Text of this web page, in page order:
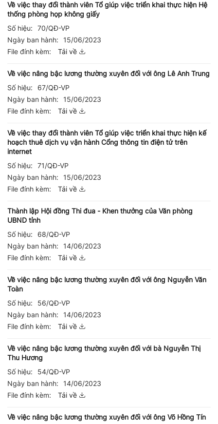
Về việc thay đổi thành viên Tổ giúp việc triển khai thực hiện Hệ
thống phòng họp không giấy
Số hiệu:
70/QĐ-VP
Ngày ban hành:
15/06/2023
File đính kèm:
Tải về
Về việc nâng bậc lương thường xuyên đối với ông Lê Anh Trung
Số hiệu:
67/QĐ-VP
Ngày ban hành:
15/06/2023
File đính kèm:
Tải về
Về việc thay đổi thành viên Tổ giúp việc triển khai thực hiện kế
hoạch thuê dịch vụ vận hành Cổng thông tin điện tử trên
internet
Số hiệu:
71/QĐ-VP
Ngày ban hành:
15/06/2023
File đính kèm:
Tải về
Thành lập Hội đồng Thi đua - Khen thưởng của Văn phòng
UBND tỉnh
Số hiệu:
68/QĐ-VP
Ngày ban hành:
14/06/2023
File đính kèm:
Tải về
Về việc nâng bậc lương thường xuyên đối với ông Nguyễn Văn
Toàn
Số hiệu:
56/QĐ-VP
Ngày ban hành:
14/06/2023
File đính kèm:
Tải về
Về việc nâng bậc lương thường xuyên đối với bà Nguyễn Thị
Thu Hương
Số hiệu:
54/QĐ-VP
Ngày ban hành:
14/06/2023
File đính kèm:
Tải về
Về việc nâng bậc lương thường xuyên đối với ông Võ Hồng Tín